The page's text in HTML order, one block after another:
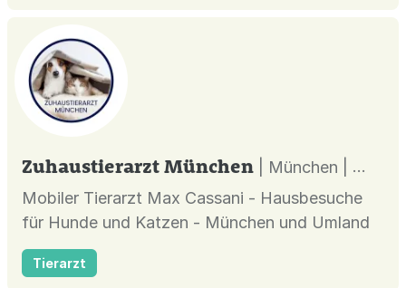
Katzenhalter bei Verhaltensproblemen wie
Angst, Aggression, Trennungsstress oder
Unsauberkeit. Ergänze...
Zuhaustierarzt München
| München |
Mobiler Tierarzt Max Cassani - Hausbesuche
für Hunde und Katzen - München und Umland
Tierarzt